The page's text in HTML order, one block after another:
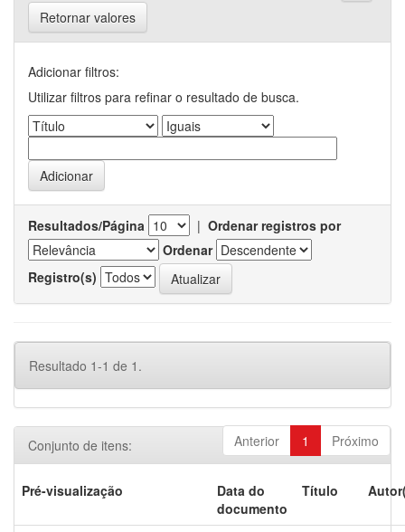
Retornar valores
Adicionar filtros:
Utilizar filtros para refinar o resultado de busca.
Resultados/Página | Ordenar registros por
Ordenar
Registro(s)
Resultado 1-1 de 1.
Anterior 1 Próximo
Conjunto de itens:
Pré-visualização
Data do
documento
Título